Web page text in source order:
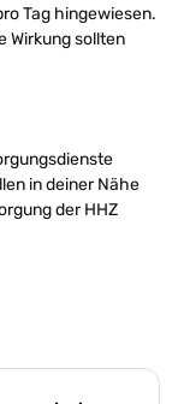
Tag hingewiesen.
Wirkung sollten
in deiner Nähe
der HHZ